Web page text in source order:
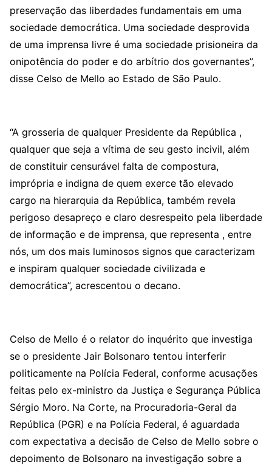
preservação das liberdades fundamentais em uma
sociedade democrática. Uma sociedade desprovida
de uma imprensa livre é uma sociedade prisioneira da
onipotência do poder e do arbítrio dos governantes”,
disse Celso de Mello ao Estado de São Paulo.
“A grosseria de qualquer Presidente da República ,
qualquer que seja a vítima de seu gesto incivil, além
de constituir censurável falta de compostura,
imprópria e indigna de quem exerce tão elevado
cargo na hierarquia da República, também revela
perigoso desapreço e claro desrespeito pela liberdade
de informação e de imprensa, que representa , entre
nós, um dos mais luminosos signos que caracterizam
e inspiram qualquer sociedade civilizada e
democrática”, acrescentou o decano.
Celso de Mello é o relator do inquérito que investiga
se o presidente Jair Bolsonaro tentou interferir
politicamente na Polícia Federal, conforme acusações
feitas pelo ex-ministro da Justiça e Segurança Pública
Sérgio Moro. Na Corte, na Procuradoria-Geral da
República (PGR) e na Polícia Federal, é aguardada
com expectativa a decisão de Celso de Mello sobre o
depoimento de Bolsonaro na investigação sobre a